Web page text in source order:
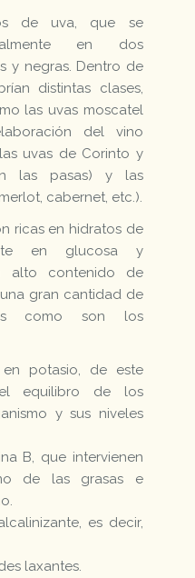
de uva, que se
en dos
y negras. Dentro de
distintas clases,
las uvas moscatel
del vino
uvas de Corinto y
las pasas) y las
cabernet, etc.).
ricas en hidratos de
en glucosa y
alto contenido de
gran cantidad de
como son los
potasio, de este
equilibro de los
y sus niveles
B, que intervienen
de las grasas e
es decir,
laxantes.